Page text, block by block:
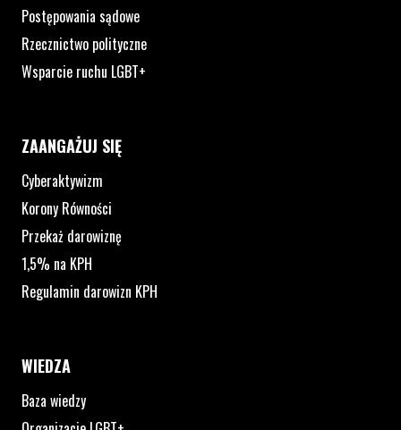
Postępowania sądowe
Rzecznictwo polityczne
Wsparcie ruchu LGBT+
ZAANGAŻUJ SIĘ
Cyberaktywizm
Korony Równości
Przekaż darowiznę
1,5% na KPH
Regulamin darowizn KPH
WIEDZA
Baza wiedzy